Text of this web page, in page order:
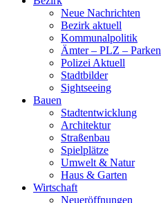
Neue Nachrichten
Bezirk aktuell
Kommunalpolitik
Ämter – PLZ – Parken
Polizei Aktuell
Stadtbilder
Sightseeing
Bauen
Stadtentwicklung
Architektur
Straßenbau
Spielplätze
Umwelt & Natur
Haus & Garten
Wirtschaft
Neueröffnungen